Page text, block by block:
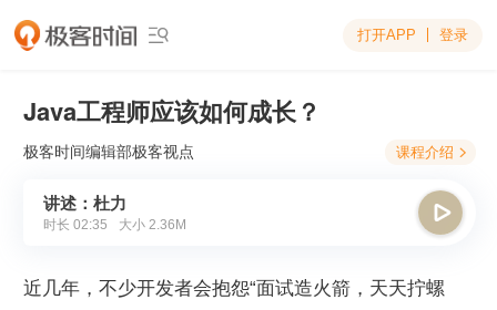
 打开APP 登录
Java工程师应该如何成长？
极客时间编辑部极客视点 课程介绍 
讲述：杜力
时长 02:35 大小 2.36M

近几年，不少开发者会抱怨“面试造火箭，天天拧螺